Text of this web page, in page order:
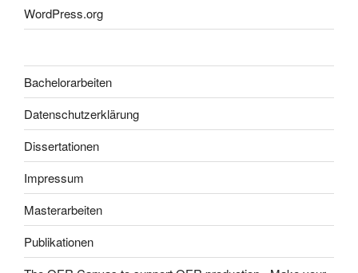
WordPress.org
Bachelorarbeiten
Datenschutzerklärung
Dissertationen
Impressum
Masterarbeiten
Publikationen